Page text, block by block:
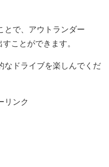
とで、アウトランダー
ことができます。
なドライブを楽しんでくだ
リンク